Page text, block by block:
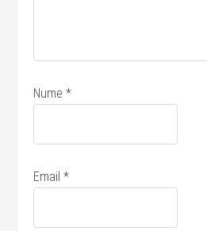
Nume*
Email*